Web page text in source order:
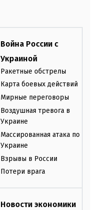
Война России с
Украиной
Ракетные обстрелы
Карта боевых действий
Мирные переговоры
Воздушная тревога в
Украине
Массированная атака по
Украине
Взрывы в России
Потери врага
Новости экономики